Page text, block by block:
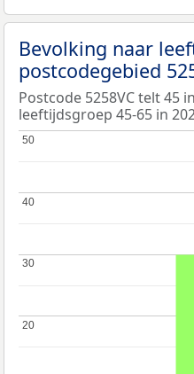
Bevolking naar
postcodegebied
Postcode 5258VC telt 45
leeftijdsgroep 45-65 in
20
20
30
30
40
40
50
50